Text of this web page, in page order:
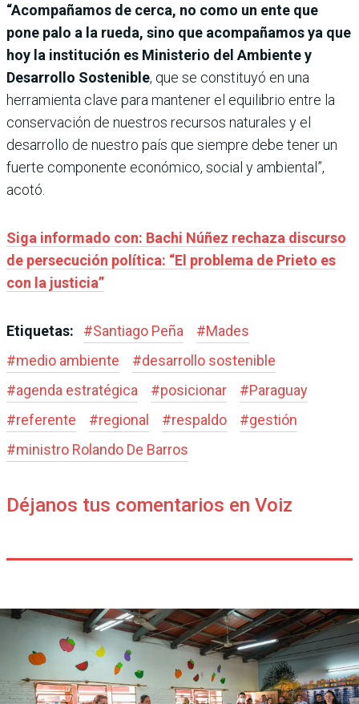
“Acompañamos de cerca, no como un ente que
pone palo a la rueda, sino que acompañamos ya que
hoy la institución es Ministerio del Ambiente y
Desarrollo Sostenible, que se constituyó en una
herramienta clave para mantener el equilibrio entre la
conservación de nuestros recursos naturales y el
desarrollo de nuestro país que siempre debe tener un
fuerte componente económico, social y ambiental”,
acotó.
Siga informado con: Bachi Núñez rechaza discurso
de persecución política: “El problema de Prieto es
con la justicia”
Etiquetas: #Santiago Peña #Mades
#medio ambiente #desarrollo sostenible
#agenda estratégica #posicionar #Paraguay
#referente #regional #respaldo #gestión
#ministro Rolando De Barros
Déjanos tus comentarios en Voiz